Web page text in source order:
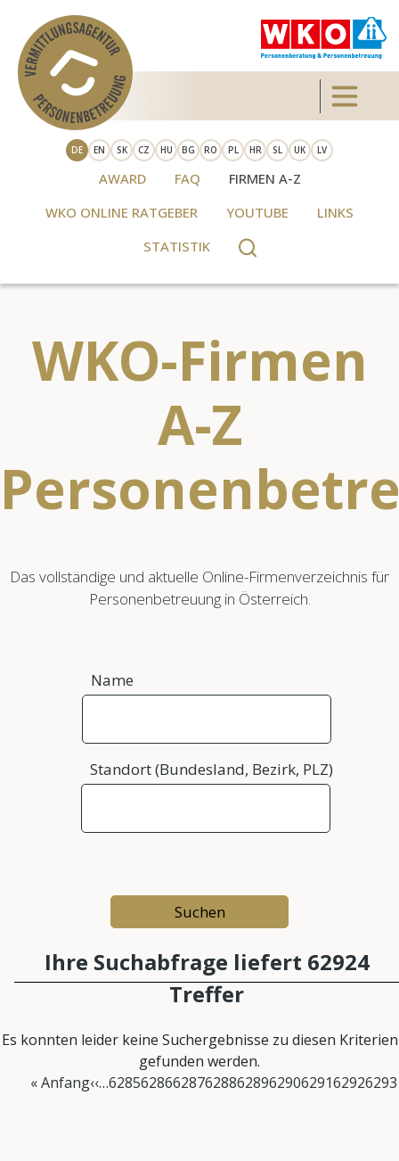
Direkt zum Inhalt Toggle
DE EN SK CZ HU BG RO PL HR SL UK LV
AWARD FAQ
FIRMEN A-Z
WKO ONLINE RATGEBER
YOUTUBE
LINKS
STATISTIK
WKO-Firmen
A-Z
Das vollständige und aktuelle Online-Firmenverzeichnis für
Personenbetreuung in Österreich.
Name
Standort (Bundesland, Bezirk, PLZ)
Ihre Suchabfrage liefert 62924
Treffer
Es konnten leider keine Suchergebnisse zu diesen Kriterien
gefunden werden.
Seitennummerierung
First page
« AnfangVorherige Seite
‹‹…Page
6285Page
6286Page
6287Page
6288Page
6289Page
6290Page
6291Page
62926293